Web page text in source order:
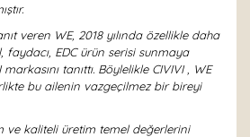
veren WE, 2018 yılında özellikle daha
EDC ürün serisi sunmaya
tanıttı. Böylelikle CIVIVI , WE
bu ailenin vazgeçilmez bir bireyi
ve kaliteli üretim temel değerlerini